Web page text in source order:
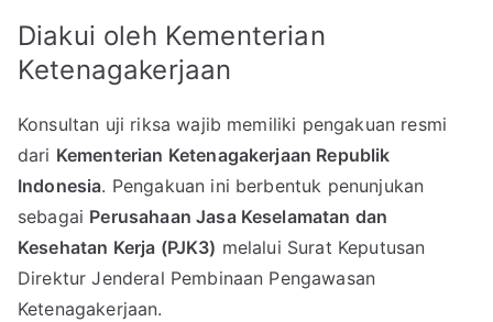
Diakui oleh Kementerian
Ketenagakerjaan
Konsultan uji riksa wajib memiliki pengakuan resmi
dari Kementerian Ketenagakerjaan Republik
Indonesia. Pengakuan ini berbentuk penunjukan
sebagai Perusahaan Jasa Keselamatan dan
Kesehatan Kerja (PJK3) melalui Surat Keputusan
Direktur Jenderal Pembinaan Pengawasan
Ketenagakerjaan.